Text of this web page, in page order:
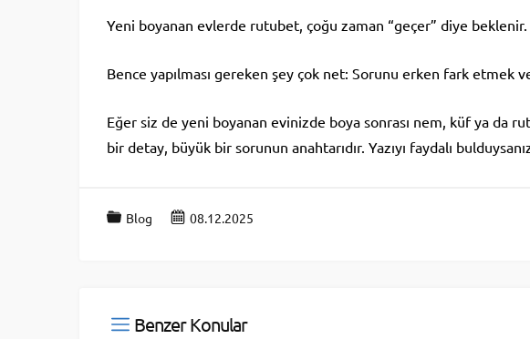
Yeni boyanan evlerde rutubet, çoğu zaman “geçer” diye
Bence yapılması gereken şey çok net: Sorunu erken fark
Eğer siz de yeni boyanan evinizde boya sonrası nem, küf ya da
bir detay, büyük bir sorunun anahtarıdır. Yazıyı faydalı
Blog 08.12.2025
Benzer Konular